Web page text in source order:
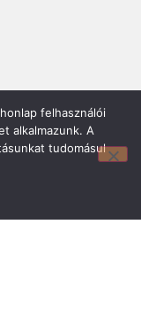
felhasználói
alkalmazunk. A
tudomásul